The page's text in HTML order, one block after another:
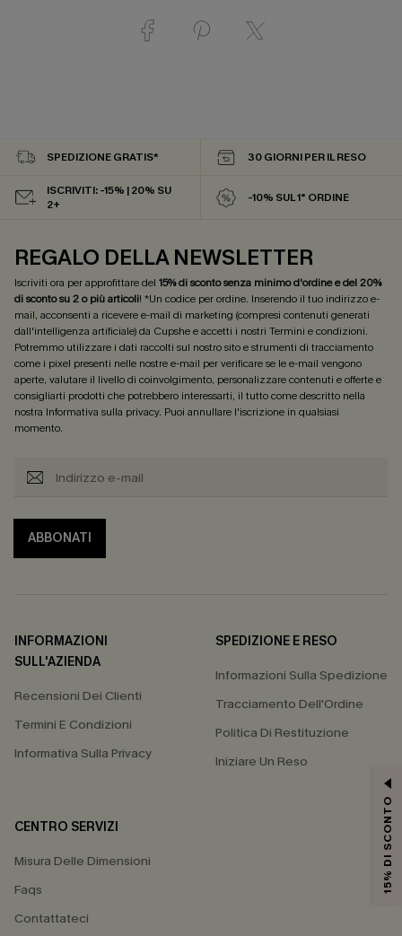
SPEDIZIONE GRATIS* 30 GIORNI PER IL RESO
ISCRIVITI: -15% | 20% SU
2+
-10% SUL 1° ORDINE
REGALO DELLA NEWSLETTER
Iscriviti ora per approfittare del 15% di sconto senza minimo d'ordine e del 20%
di sconto su 2 o più articoli! *Un codice per ordine. Inserendo il tuo indirizzo e-
mail, acconsenti a ricevere e-mail di marketing (compresi contenuti generati
dall'intelligenza artificiale) da Cupshe e accetti i nostri Termini e condizioni.
Potremmo utilizzare i dati raccolti sul nostro sito e strumenti di tracciamento
come i pixel presenti nelle nostre e-mail per verificare se le e-mail vengono
aperte, valutare il livello di coinvolgimento, personalizzare contenuti e offerte e
consigliarti prodotti che potrebbero interessarti, il tutto come descritto nella
nostra Informativa sulla privacy. Puoi annullare l'iscrizione in qualsiasi
momento.
ABBONATI
INFORMAZIONI
SULL'AZIENDA
Recensioni Dei Clienti
Termini E Condizioni
Informativa Sulla Privacy
SPEDIZIONE E RESO
Informazioni Sulla Spedizione
Tracciamento Dell'Ordine
Politica Di Restituzione
Iniziare Un Reso
CENTRO SERVIZI
Misura Delle Dimensioni
Faqs
Contattateci
15% DI SCONTO